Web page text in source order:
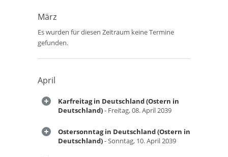
März
Es wurden für diesen Zeitraum keine Termine
gefunden.
April
Karfreitag in Deutschland (Ostern in
Deutschland)- Freitag, 08. April 2039
Ostersonntag in Deutschland (Ostern in
Deutschland)- Sonntag, 10. April 2039